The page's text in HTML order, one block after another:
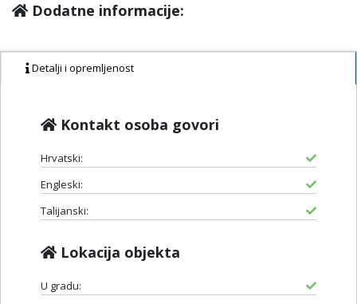
Dodatne informacije:
Detalji i opremljenost
Kontakt osoba govori
Hrvatski:
Engleski:
Talijanski:
Lokacija objekta
U gradu: